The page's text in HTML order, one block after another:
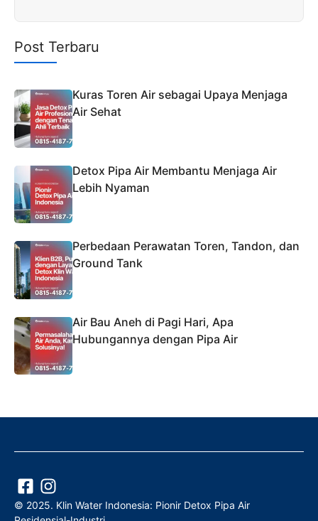
Post Terbaru
Kuras Toren Air sebagai Upaya Menjaga
Air Sehat
Detox Pipa Air Membantu Menjaga Air
Lebih Nyaman
Perbedaan Perawatan Toren, Tandon, dan
Ground Tank
Air Bau Aneh di Pagi Hari, Apa
Hubungannya dengan Pipa Air
© 2025. Klin Water Indonesia: Pionir Detox Pipa Air